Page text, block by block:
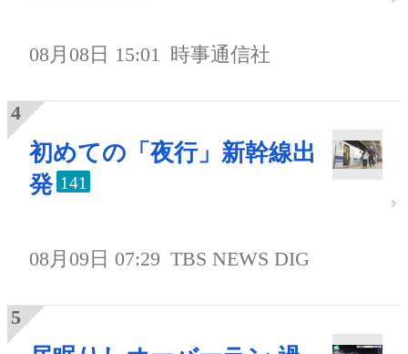
08月08日 15:01 時事通信社
初めての「夜行」新幹線出
発 141
08月09日 07:29 TBS NEWS DIG